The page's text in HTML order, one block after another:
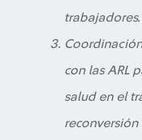
trabajadores.
con las ARL
salud en el
reconversión